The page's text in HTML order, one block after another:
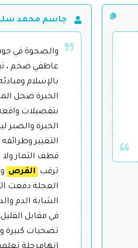
جاسم محمد
والصحوة في
عاطفي ضخم ،
بالإسلام
الخبرة ضحل
بتفصيلات
الخبرة والصبر
التغيير
قطف الثمار
ترقب الفرص
العجلة دفعت
الشابة الدم
في مقابل القليل
تضحيات كبيرة